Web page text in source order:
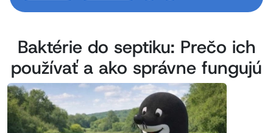
Baktérie do septiku: Prečo ich
používať a ako správne fungujú